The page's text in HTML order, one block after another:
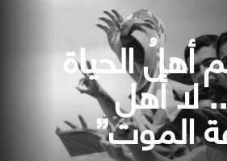
أهلُ الحياة
لا أهل
الموت”